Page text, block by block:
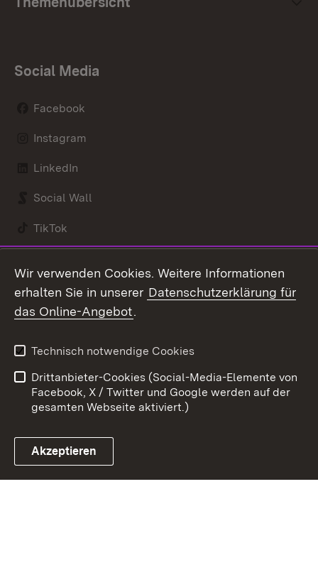
Social Media
Facebook
Instagram
LinkedIn
Social Wall
TikTok
Link zum Landesportal
Kontakt
Barrierefreiheit
Impressum
Cookies
Wir verwenden Cookies. Weitere Informationen
erhalten Sie in unserer Datenschutzerklärung für
das Online-Angebot.
Technisch notwendige Cookies
Drittanbieter-Cookies (Social-Media-Elemente von
Facebook, X / Twitter und Google werden auf der
gesamten Webseite aktiviert.)
Akzeptieren